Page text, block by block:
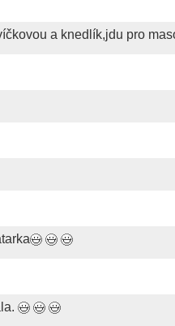
a knedlík,jdu pro